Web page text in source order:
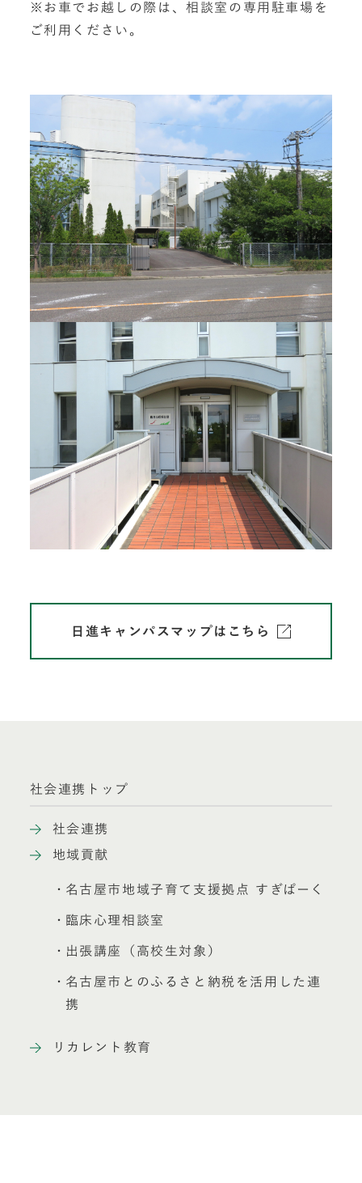
※お車でお越しの際は、相談室の専用駐車場を
ご利用ください。
日進キャンパスマップはこちら
社会連携トップ
社会連携
地域貢献
名古屋市地域子育て支援拠点 すぎぱーく
臨床心理相談室
出張講座（高校生対象）
名古屋市とのふるさと納税を活用した連
携
リカレント教育